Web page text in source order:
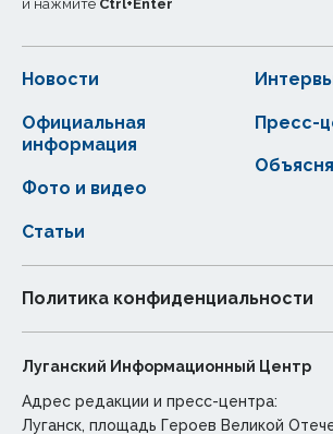
и нажмите Ctrl+Enter
Новости
Статьи
Официальная
информация
Фото и видео
Пресс-
Политика конфиденциальности
Луганский Информационный Центр
Адрес редакции и пресс-центра:
Луганск, площадь Героев Великой